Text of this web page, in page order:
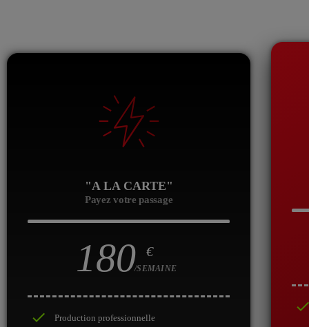
"A LA CARTE"
Payez votre passage
180 €
/SEMAINE
check Production professionnelle
check